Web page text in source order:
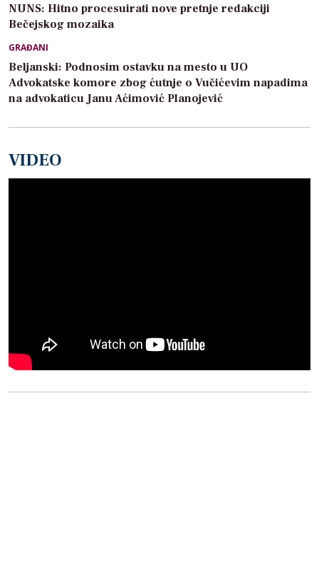
NUNS: Hitno procesuirati nove pretnje redakciji
Bečejskog mozaika
GRAĐANI
Beljanski: Podnosim ostavku na mesto u UO
Advokatske komore zbog ćutnje o Vučićevim napadima
na advokaticu Janu Aćimović Planojević
VIDEO